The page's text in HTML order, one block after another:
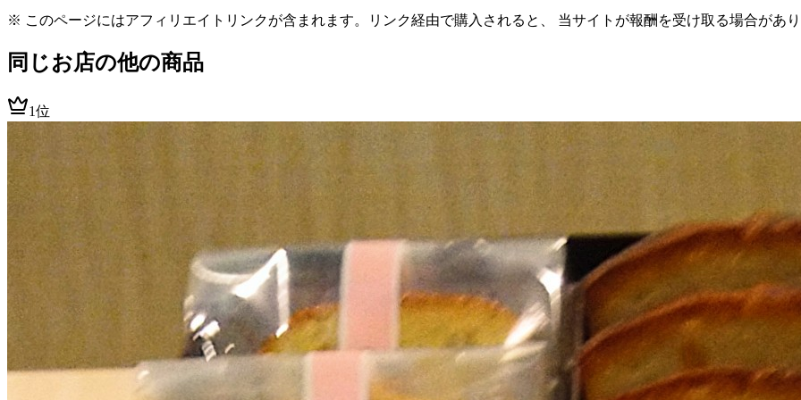
※ このページにはアフィリエイトリンクが含まれます。リンク経由で購入されると、 当サイトが報酬を受け取る場合があ
同じお店の他の商品
1位